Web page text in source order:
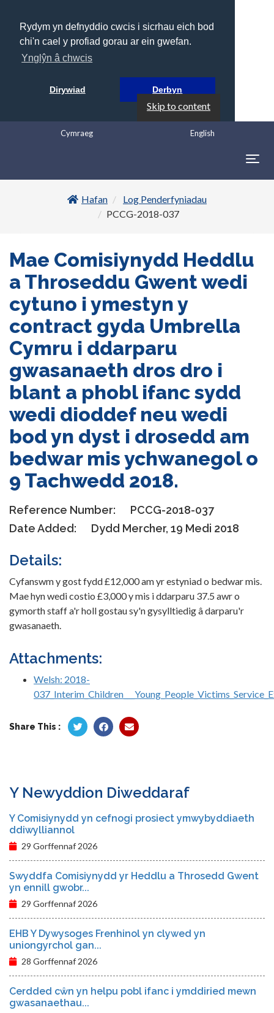
Rydym yn defnyddio cwcis i sicrhau eich bod
chi'n cael y profiad gorau ar ein gwefan.
Ynglŷn â chwcis
Dirywiad Derbyn
Skip to content
English
Cymraeg
Hafan
Log Penderfyniadau
PCCG-2018-037
Mae Comisiynydd Heddlu
a Throseddu Gwent wedi
cytuno i ymestyn y
contract gyda Umbrella
Cymru i ddarparu
gwasanaeth dros dro i
blant a phobl ifanc sydd
wedi dioddef neu wedi
bod yn dyst i drosedd am
bedwar mis ychwanegol o
9 Tachwedd 2018.
Reference Number:
PCCG-2018-037
Date Added:
Dydd Mercher, 19 Medi 2018
Details:
Cyfanswm y gost fydd £12,000 am yr estyniad o bedwar mis.
Mae hyn wedi costio £3,000 y mis i ddarparu 37.5 awr o
gymorth staff a'r holl gostau sy'n gysylltiedig â darparu'r
gwasanaeth.
Attachments:
Welsh: 2018-
Share This :
Y Newyddion Diweddaraf
Y Comisiynydd yn cefnogi prosiect ymwybyddiaeth
ddiwylliannol
29 Gorffennaf 2026
Swyddfa Comisiynydd yr Heddlu a Throsedd Gwent
yn ennill gwobr...
29 Gorffennaf 2026
EHB Y Dywysoges Frenhinol yn clywed yn
uniongyrchol gan...
28 Gorffennaf 2026
Cerdded cŵn yn helpu pobl ifanc i ymddiried mewn
gwasanaethau...